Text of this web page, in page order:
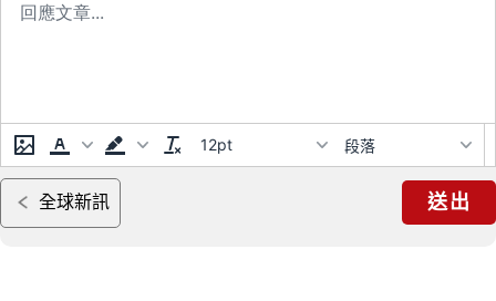
12pt 段落
全球新訊 送出